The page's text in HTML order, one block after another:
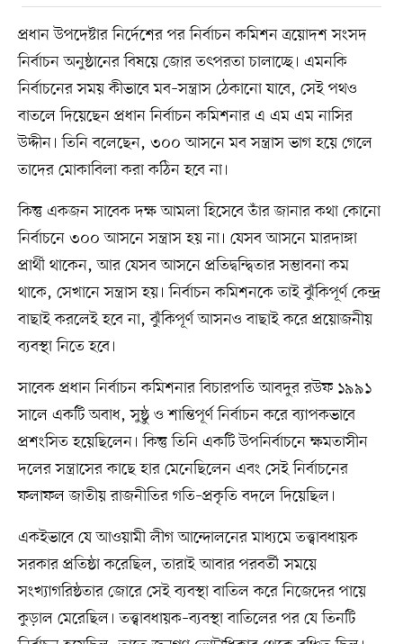
প্রধান উপদেষ্টার নির্দেশের পর নির্বাচন কমিশন ত্রয়োদশ সংসদ
নির্বাচন অনুষ্ঠানের বিষয়ে জোর তৎপরতা চালাচ্ছে। এমনকি
নির্বাচনের সময় কীভাবে মব–সন্ত্রাস ঠেকানো যাবে, সেই পথও
বাতলে দিয়েছেন প্রধান নির্বাচন কমিশনার এ এম এম নাসির
উদ্দীন। তিনি বলেছেন, ৩০০ আসনে মব সন্ত্রাস ভাগ হয়ে গেলে
তাদের মোকাবিলা করা কঠিন হবে না।
কিন্তু একজন সাবেক দক্ষ আমলা হিসেবে তাঁর জানার কথা কোনো
নির্বাচনে ৩০০ আসনে সন্ত্রাস হয় না। যেসব আসনে মারদাঙ্গা
প্রার্থী থাকেন, আর যেসব আসনে প্রতিদ্বন্দ্বিতার সম্ভাবনা কম
থাকে, সেখানে সন্ত্রাস হয়। নির্বাচন কমিশনকে তাই ঝুঁকিপূর্ণ কেন্দ্র
বাছাই করলেই হবে না, ঝুঁকিপূর্ণ আসনও বাছাই করে প্রয়োজনীয়
ব্যবস্থা নিতে হবে।
সাবেক প্রধান নির্বাচন কমিশনার বিচারপতি আবদুর রউফ ১৯৯১
সালে একটি অবাধ, সুষ্ঠু ও শান্তিপূর্ণ নির্বাচন করে ব্যাপকভাবে
প্রশংসিত হয়েছিলেন। কিন্তু তিনি একটি উপনির্বাচনে ক্ষমতাসীন
দলের সন্ত্রাসের কাছে হার মেনেছিলেন এবং সেই নির্বাচনের
ফলাফল জাতীয় রাজনীতির গতি–প্রকৃতি বদলে দিয়েছিল।
একইভাবে যে আওয়ামী লীগ আন্দোলনের মাধ্যমে তত্ত্বাবধায়ক
সরকার প্রতিষ্ঠা করেছিল, তারাই আবার পরবর্তী সময়ে
সংখ্যাগরিষ্ঠতার জোরে সেই ব্যবস্থা বাতিল করে নিজেদের পায়ে
কুড়াল মেরেছিল। তত্ত্বাবধায়ক–ব্যবস্থা বাতিলের পর যে তিনটি